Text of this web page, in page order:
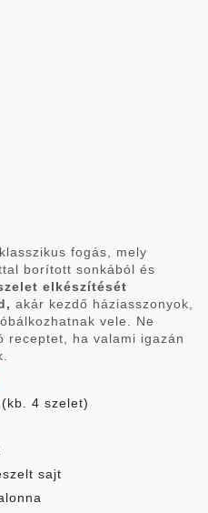
fogás, mely
borított sonkából és
elkészítését
akár kezdő háziasszonyok,
vele. Ne
receptet, ha valami igazán
4 szelet)
sajt